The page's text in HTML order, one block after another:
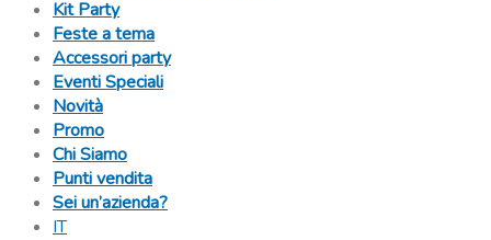
Kit Party
Feste a tema
Accessori party
Eventi Speciali
Novità
Promo
Chi Siamo
Punti vendita
Sei un’azienda?
IT